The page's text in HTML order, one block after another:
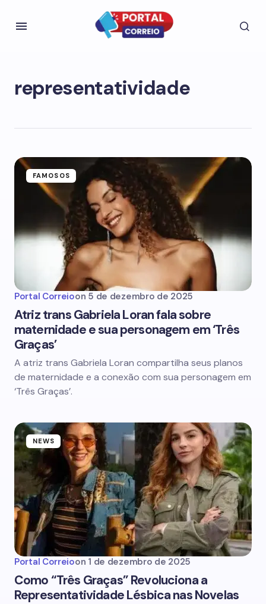
representatividade
FAMOSOS
Portal Correioon 5 de dezembro de 2025
Atriz trans Gabriela Loran fala sobre
maternidade e sua personagem em ‘Três
Graças’
A atriz trans Gabriela Loran compartilha seus planos
de maternidade e a conexão com sua personagem em
‘Três Graças’.
NEWS
Portal Correioon 1 de dezembro de 2025
Como “Três Graças” Revoluciona a
Representatividade Lésbica nas Novelas